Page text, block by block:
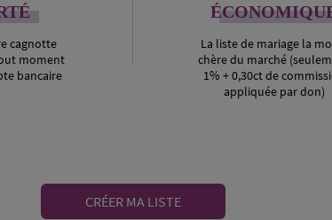
cagnotte
moment
bancaire
La liste de mariage la
chère du marché
1% + 0,30ct de
appliquée par don)
CRÉER MA LISTE